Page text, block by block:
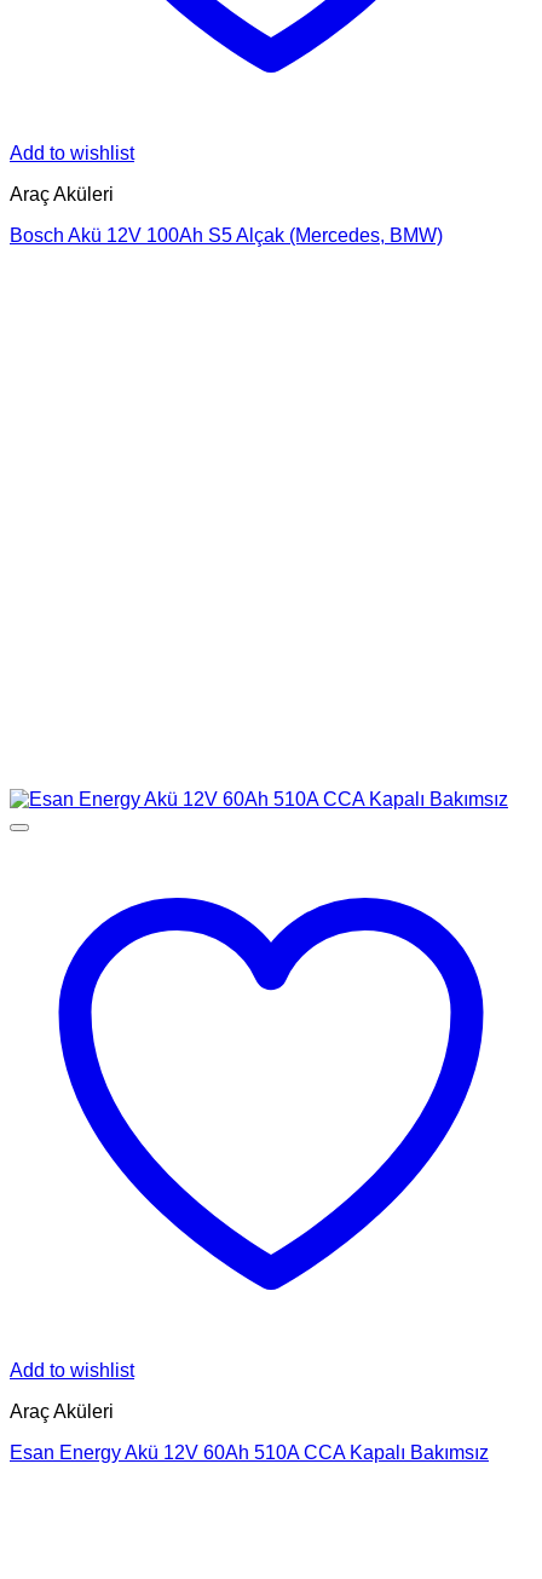
Add to wishlist
Araç Aküleri
Bosch Akü 12V 100Ah S5 Alçak (Mercedes, BMW)
Add to wishlist
Araç Aküleri
Esan Energy Akü 12V 60Ah 510A CCA Kapalı Bakımsız